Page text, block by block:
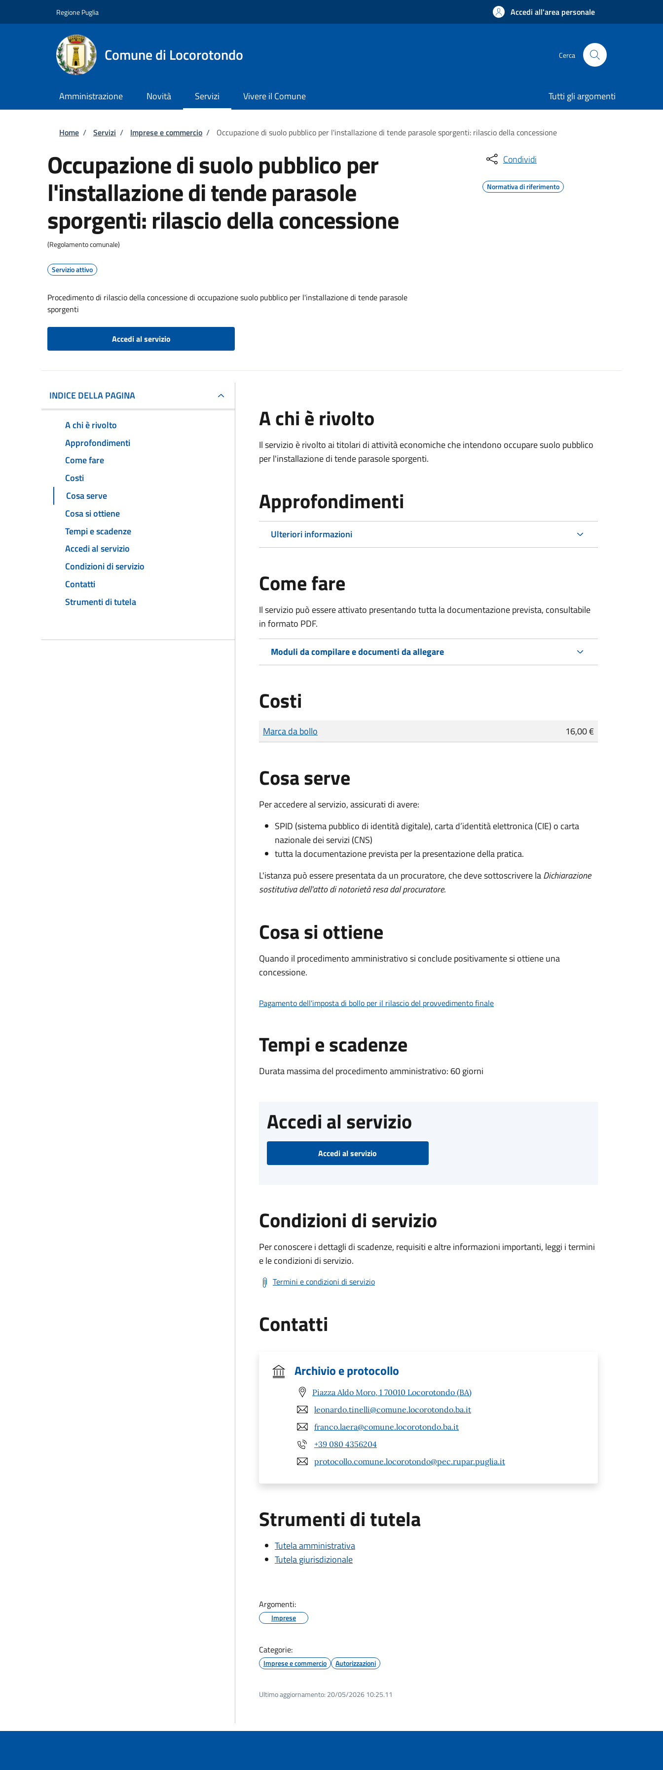
Regione Puglia Accedi all'area personale
Comune di Locorotondo Cerca
Amministrazione Novità Servizi Vivere il Comune Tutti gli argomenti
Briciole di pane
Home / Servizi / Imprese e commercio / Occupazione di suolo pubblico per l'installazione di tende parasole sporgenti: rilascio della concessione
Occupazione di suolo pubblico per
l'installazione di tende parasole
sporgenti: rilascio della concessione
(Regolamento comunale)
Servizio attivo
Procedimento di rilascio della concessione di occupazione suolo pubblico per l'installazione di tende parasole
sporgenti
Accedi al servizio
Condividi
Normativa di riferimento
INDICE DELLA PAGINA
A chi è rivolto
Approfondimenti
Come fare
Costi
Cosa serve
Cosa si ottiene
Tempi e scadenze
Accedi al servizio
Condizioni di servizio
Contatti
Strumenti di tutela
A chi è rivolto
Il servizio è rivolto ai titolari di attività economiche che intendono occupare suolo pubblico
per l'installazione di tende parasole sporgenti.
Approfondimenti
Ulteriori informazioni
Come fare
Il servizio può essere attivato presentando tutta la documentazione prevista, consultabile
in formato PDF.
Moduli da compilare e documenti da allegare
Costi
Tipo di pagamento
Importo
Marca da bollo 16,00 €
Cosa serve
Per accedere al servizio, assicurati di avere:
SPID (sistema pubblico di identità digitale), carta d’identità elettronica (CIE) o carta
nazionale dei servizi (CNS)
tutta la documentazione prevista per la presentazione della pratica.
L'istanza può essere presentata da un procuratore, che deve sottoscrivere laDichiarazione
sostitutiva dell'atto di notorietà resa dal procuratore.
Cosa si ottiene
Quando il procedimento amministrativo si conclude positivamente si ottiene una
concessione.
Pagamento dell'imposta di bollo per il rilascio del provvedimento finale
Tempi e scadenze
Durata massima del procedimento amministrativo: 60 giorni
Accedi al servizio
Accedi al servizio
Condizioni di servizio
Per conoscere i dettagli di scadenze, requisiti e altre informazioni importanti, leggi i termini
e le condizioni di servizio.
Termini e condizioni di servizio
Contatti
Archivio e protocollo
Piazza Aldo Moro, 1 70010 Locorotondo (BA)
leonardo.tinelli@comune.locorotondo.ba.it
franco.laera@comune.locorotondo.ba.it
+39 080 4356204
protocollo.comune.locorotondo@pec.rupar.puglia.it
Strumenti di tutela
Tutela amministrativa
Tutela giurisdizionale
Argomenti:
Imprese
Categorie:
Imprese e commercio Autorizzazioni
Ultimo aggiornamento: 20/05/2026 10:25.11